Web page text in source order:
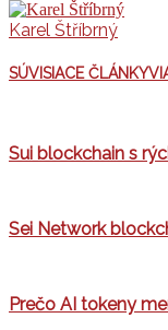
Karel Štříbrný
SÚVISIACE ČLÁNKY
Sui blockchain s
Sei Network
Prečo AI tokeny